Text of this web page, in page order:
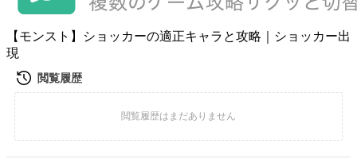
【モンスト】ショッカーの適正キャラと攻略｜ショッカー出
現